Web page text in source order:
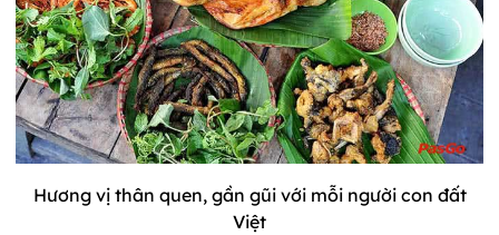
Hương vị thân quen, gần gũi với mỗi người con đất
Việt